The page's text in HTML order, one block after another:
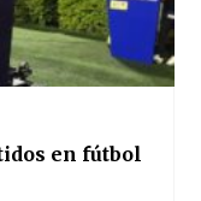
en fútbol